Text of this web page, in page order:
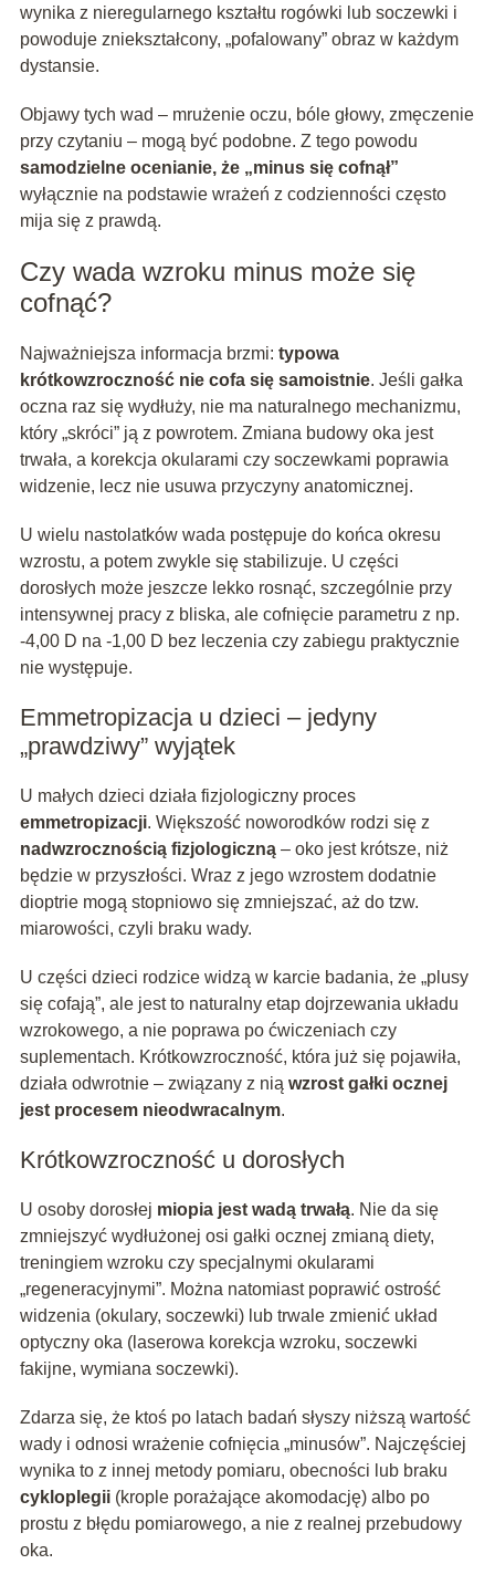
wynika z nieregularnego kształtu rogówki lub soczewki i
powoduje zniekształcony, „pofalowany” obraz w każdym
dystansie.
Objawy tych wad – mrużenie oczu, bóle głowy, zmęczenie
przy czytaniu – mogą być podobne. Z tego powodu
samodzielne ocenianie, że „minus się cofnął”
wyłącznie na podstawie wrażeń z codzienności często
mija się z prawdą.
Czy wada wzroku minus może się
cofnąć?
Najważniejsza informacja brzmi: typowa
krótkowzroczność nie cofa się samoistnie. Jeśli gałka
oczna raz się wydłuży, nie ma naturalnego mechanizmu,
który „skróci” ją z powrotem. Zmiana budowy oka jest
trwała, a korekcja okularami czy soczewkami poprawia
widzenie, lecz nie usuwa przyczyny anatomicznej.
U wielu nastolatków wada postępuje do końca okresu
wzrostu, a potem zwykle się stabilizuje. U części
dorosłych może jeszcze lekko rosnąć, szczególnie przy
intensywnej pracy z bliska, ale cofnięcie parametru z np.
-4,00 D na -1,00 D bez leczenia czy zabiegu praktycznie
nie występuje.
Emmetropizacja u dzieci – jedyny
„prawdziwy” wyjątek
U małych dzieci działa fizjologiczny proces
emmetropizacji. Większość noworodków rodzi się z
nadwzrocznością fizjologiczną– oko jest krótsze, niż
będzie w przyszłości. Wraz z jego wzrostem dodatnie
dioptrie mogą stopniowo się zmniejszać, aż do tzw.
miarowości, czyli braku wady.
U części dzieci rodzice widzą w karcie badania, że „plusy
się cofają”, ale jest to naturalny etap dojrzewania układu
wzrokowego, a nie poprawa po ćwiczeniach czy
suplementach. Krótkowzroczność, która już się pojawiła,
działa odwrotnie – związany z nią wzrost gałki ocznej
jest procesem nieodwracalnym.
Krótkowzroczność u dorosłych
U osoby dorosłej miopia jest wadą trwałą. Nie da się
zmniejszyć wydłużonej osi gałki ocznej zmianą diety,
treningiem wzroku czy specjalnymi okularami
„regeneracyjnymi”. Można natomiast poprawić ostrość
widzenia (okulary, soczewki) lub trwale zmienić układ
optyczny oka (laserowa korekcja wzroku, soczewki
fakijne, wymiana soczewki).
Zdarza się, że ktoś po latach badań słyszy niższą wartość
wady i odnosi wrażenie cofnięcia „minusów”. Najczęściej
wynika to z innej metody pomiaru, obecności lub braku
cykloplegii(krople porażające akomodację) albo po
prostu z błędu pomiarowego, a nie z realnej przebudowy
oka.